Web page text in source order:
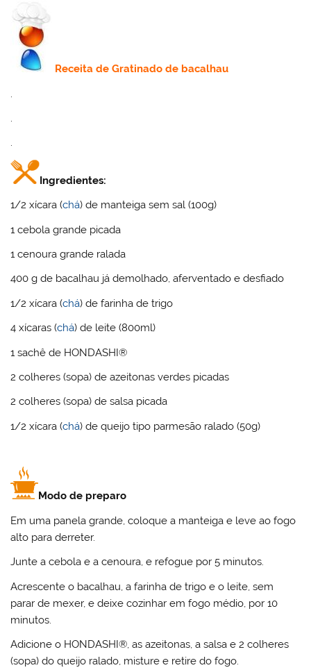
ReceitadeGratinado de bacalhau
.
.
Ingredientes:
1/2 xícara (chá) de manteiga sem sal (100g)
1 cebola grande picada
1 cenoura grande ralada
400 g de bacalhau já demolhado, aferventado e desfiado
1/2 xícara (chá) de farinha de trigo
4 xícaras (chá) de leite (800ml)
1 sachê de HONDASHI®
2 colheres (sopa) de azeitonas verdes picadas
2 colheres (sopa) de salsa picada
1/2 xícara (chá) de queijo tipo parmesão ralado (50g)
Modo de preparo
Em uma panela grande, coloque a manteiga e leve ao fogo
alto para derreter.
Junte a cebola e a cenoura, e refogue por 5 minutos.
Acrescente o bacalhau, a farinha de trigo e o leite, sem
parar de mexer, e deixe cozinhar em fogo médio, por 10
minutos.
Adicione o HONDASHI®, as azeitonas, a salsa e 2 colheres
(sopa) do queijo ralado, misture e retire do fogo.